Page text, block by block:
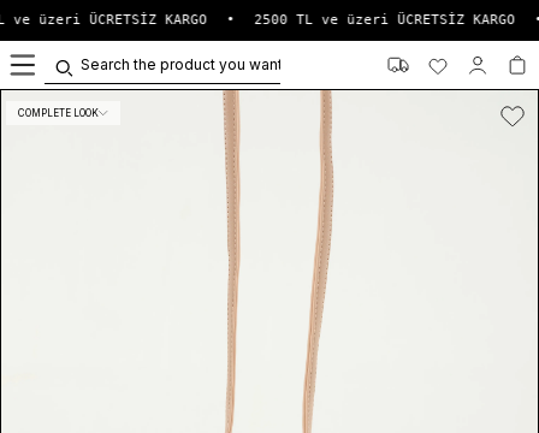
üzeri ÜCRETSİZ KARGO • 2500 TL ve üzeri ÜCRETSİZ KARGO •
COMPLETE LOOK